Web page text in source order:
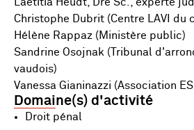
Christophe Dubrit (Centre LAVI du
Hélène Rappaz (Ministère public)
Sandrine Osojnak (Tribunal
vaudois)
Vanessa Gianinazzi (Association
Domaine(s) d'activité
Droit pénal